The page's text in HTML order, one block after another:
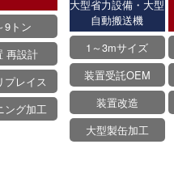
9トン
再設計
プレイス
ング加工
大型省力設備・大型
自動搬送機
1～3mサイズ
装置受託OEM
装置改造
大型製缶加工